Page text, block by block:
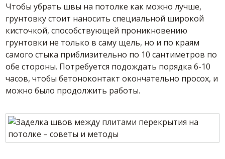
Чтобы убрать швы на потолке как можно лучше,
грунтовку стоит наносить специальной широкой
кисточкой, способствующей проникновению
грунтовки не только в саму щель, но и по краям
самого стыка приблизительно по 10 сантиметров по
обе стороны. Потребуется подождать порядка 6-10
часов, чтобы бетоноконтакт окончательно просох, и
можно было продолжить работы.